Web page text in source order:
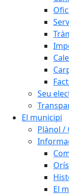
Seu
El municipi
Plànol /
Orís
El